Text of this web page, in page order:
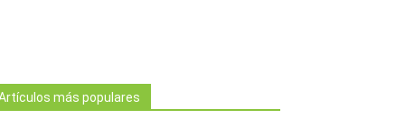
más populares